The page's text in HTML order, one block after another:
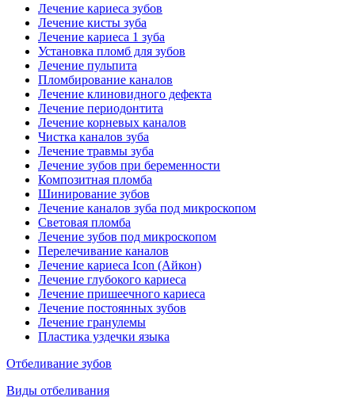
Лечение кариеса зубов
Лечение кисты зуба
Лечение кариеса 1 зуба
Установка пломб для зубов
Лечение пульпита
Пломбирование каналов
Лечение клиновидного дефекта
Лечение периодонтита
Лечение корневых каналов
Чистка каналов зуба
Лечение травмы зуба
Лечение зубов при беременности
Композитная пломба
Шинирование зубов
Лечение каналов зуба под микроскопом
Световая пломба
Лечение зубов под микроскопом
Перелечивание каналов
Лечение кариеса Icon (Айкон)
Лечение глубокого кариеса
Лечение пришеечного кариеса
Лечение постоянных зубов
Лечение гранулемы
Пластика уздечки языка
Отбеливание зубов
Виды отбеливания